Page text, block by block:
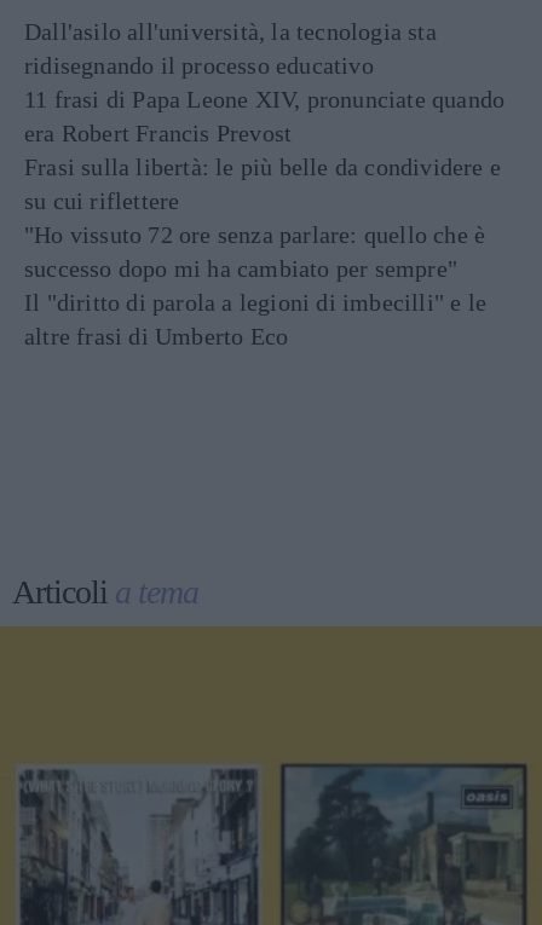
Dall'asilo all'università, la tecnologia sta
ridisegnando il processo educativo
11 frasi di Papa Leone XIV, pronunciate quando
era Robert Francis Prevost
Frasi sulla libertà: le più belle da condividere e
su cui riflettere
"Ho vissuto 72 ore senza parlare: quello che è
successo dopo mi ha cambiato per sempre"
Il "diritto di parola a legioni di imbecilli" e le
altre frasi di Umberto Eco
Articoli a tema